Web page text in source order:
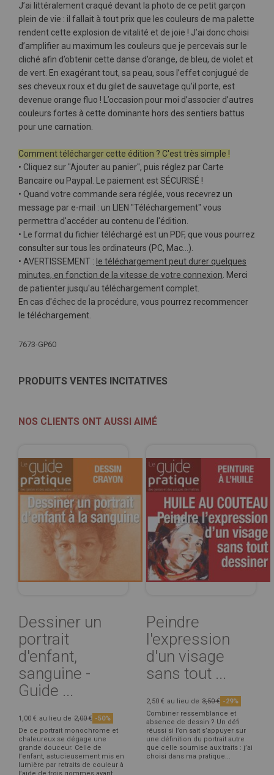
J’ai littéralement craqué devant la photo de ce petit garçon
plein de vie : il fallait à tout prix que les couleurs de ma palette
rendent cette explosion de vitalité et de joie ! J’ai donc choisi
d’amplifier au maximum les couleurs que je percevais sur le
cliché afin d’obtenir cette danse d’orange, de bleu, de violet et
de vert. En exagérant tout, sa peau, sous l’effet conjugué de
ses cheveux roux et du gilet de sauvetage qu’il porte, est
devenue orange fluo ! L’occasion pour moi d’associer d’autres
couleurs fortes à cette dominante hors des sentiers battus
pour une carnation.
Comment télécharger cette édition ? C'est très simple !
• Cliquez sur "Ajouter au panier", puis réglez par Carte
Bancaire ou Paypal. Le paiement est SÉCURISÉ !
• Quand votre commande sera réglée, vous recevrez un
message par e-mail : un LIEN "Téléchargement" vous
permettra d'accéder au contenu de l'édition.
• Le format du fichier téléchargé est un PDF, que vous pourrez
consulter sur tous les ordinateurs (PC, Mac…).
• AVERTISSEMENT : le téléchargement peut durer quelques
minutes, en fonction de la vitesse de votre connexion . Merci
de patienter jusqu'au téléchargement complet.
En cas d'échec de la procédure, vous pourrez recommencer
le téléchargement.
Plus
7673-GP60
PRODUITS VENTES INCITATIVES
NOS CLIENTS ONT AUSSI AIMÉ
Dessiner un
portrait
d'enfant,
sanguine -
Guide ...
1,00 € au lieu de 2,00 € -50%
De ce portrait monochrome et
chaleureux se dégage une
grande douceur. Celle de
l’enfant, astucieusement mis en
lumière par retraits de couleur à
l’aide de trois gommes ayant
Peindre
l'expression
d'un visage
sans tout ...
2,50 € au lieu de 3,50 € -29%
Combiner ressemblance et
absence de dessin ? Un défi
réussi si l’on sait s’appuyer sur
une définition du portrait autre
que celle soumise aux traits : j’ai
choisi dans ma pratique...